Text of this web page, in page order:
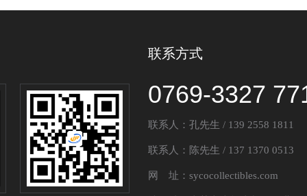
联系方式
0769-3327
联系人：孔先生 / 139 2558 1811
联系人：陈先生 / 137 1370 0513
网 址：sycocollectibles.com